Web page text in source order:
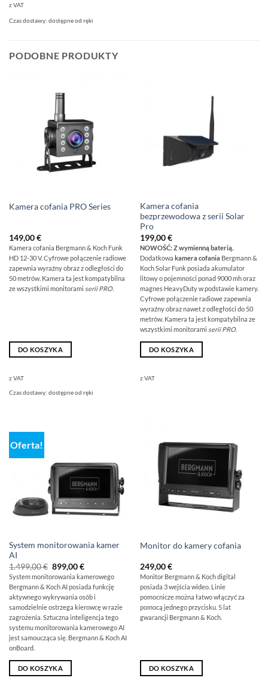
z VAT
Czas dostawy: dostępne od ręki
PODOBNE PRODUKTY
Kamera cofania PRO Series
149,00€
Kamera cofania Bergmann & Koch Funk
HD 12-30 V. Cyfrowe połączenie radiowe
zapewnia wyraźny obraz z odległości do
50 metrów. Kamera ta jest kompatybilna
ze wszystkimi monitorami serii PRO.
DO KOSZYKA
z VAT
Czas dostawy: dostępne od ręki
Kamera cofania
bezprzewodowa z serii Solar
Pro
199,00€
NOWOŚĆ: Z wymienną baterią.
Dodatkowa kamera cofania Bergmann &
Koch Solar Funk posiada akumulator
litowy o pojemności ponad 9000 mh oraz
magnes HeavyDuty w podstawie kamery.
Cyfrowe połączenie radiowe zapewnia
wyraźny obraz nawet z odległości do 50
metrów. Kamera ta jest kompatybilna ze
wszystkimi monitorami serii PRO.
DO KOSZYKA
z VAT
Oferta!
System monitorowania kamer
AI
1.499,00€ Pierwotna
cena
wynosiła:
1
499,00
€
899,00€Obecna
cena
wynosi:
899,00
€.
System monitorowania kamerowego
Bergmann & Koch AI posiada funkcję
aktywnego wykrywania osób i
samodzielnie ostrzega kierowcę w razie
zagrożenia. Sztuczna inteligencja tego
systemu monitorowania kamerowego AI
jest samoucząca się. Bergmann & Koch AI
onBoard.
DO KOSZYKA
Monitor do kamery cofania
249,00€
Monitor Bergmann & Koch digital
posiada 3 wejścia wideo. Linie
pomocnicze można łatwo włączyć za
pomocą jednego przycisku. 5 lat
gwarancji Bergmann & Koch.
DO KOSZYKA